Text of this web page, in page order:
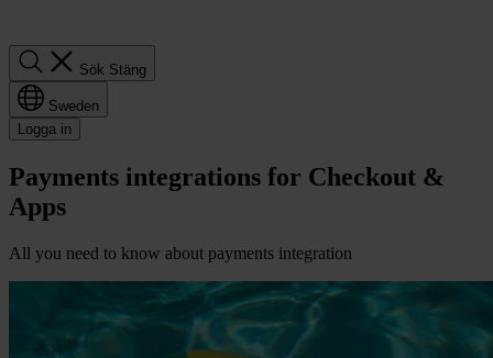
Sök Stäng
Sweden
Logga in
Payments integrations for Checkout &
Apps
All you need to know about payments integration